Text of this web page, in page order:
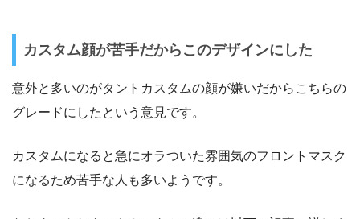
カスタム顔が苦手だからこのデザインにした
意外と多いのがタントカスタムの顔が嫌いだからこちらの
グレードにしたという意見です。
カスタムになると急にオラついた雰囲気のフロントマスク
になるため苦手な人も多いようです。